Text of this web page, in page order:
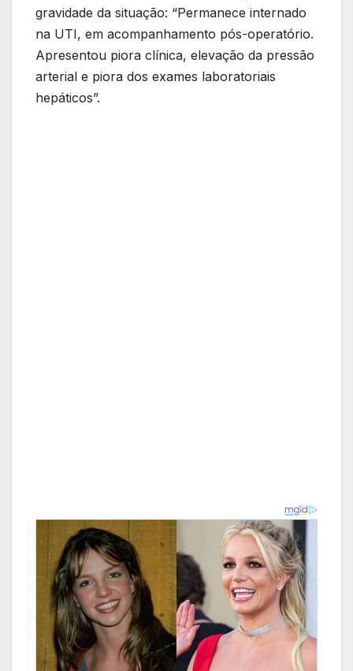
gravidade da situação: “Permanece internado
na UTI, em acompanhamento pós-operatório.
Apresentou piora clínica, elevação da pressão
arterial e piora dos exames laboratoriais
hepáticos”.